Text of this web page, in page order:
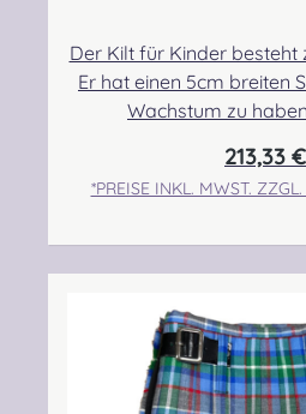
Der Kilt für Kinder besteht
Er hat einen 5cm breiten
Wachstum zu
55,88cm-
68,58cmLänge max.:
Works North Street
3BN
he Person: Nieswiec &
213,33
*PREISE INKL. MWST.